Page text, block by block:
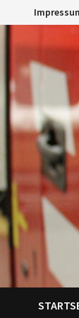
Inhalt
springen